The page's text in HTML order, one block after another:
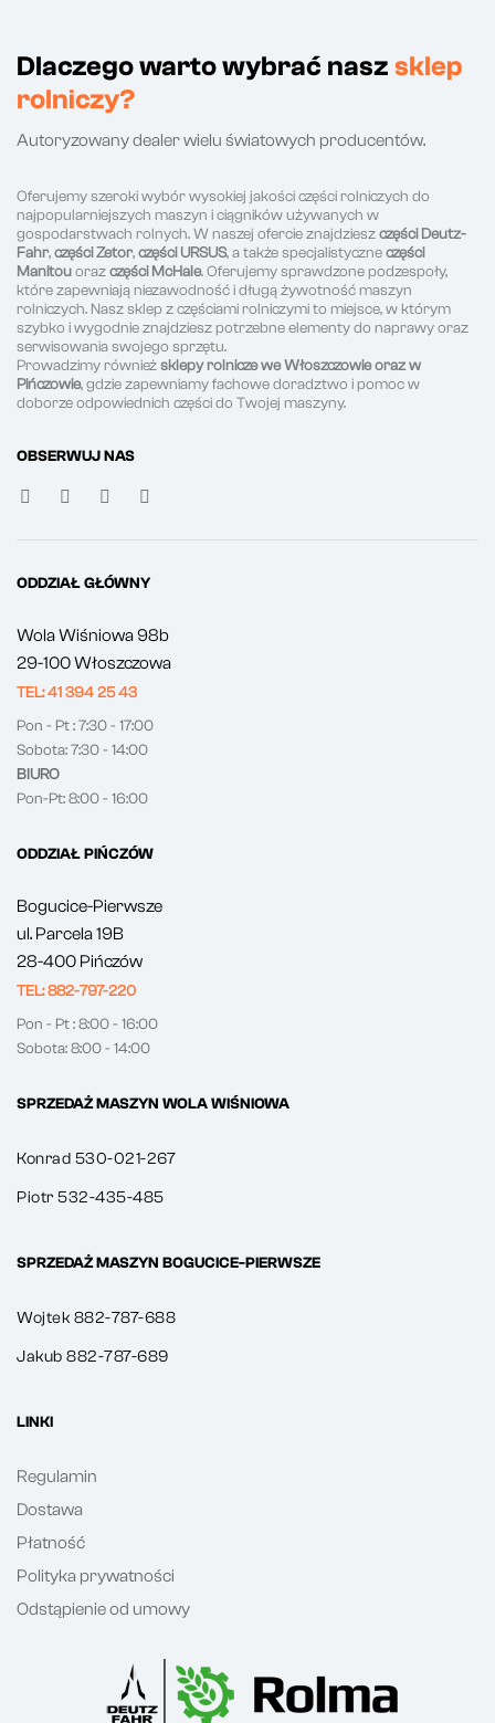
Dlaczego warto wybrać nasz sklep
rolniczy?
Autoryzowany dealer wielu światowych producentów.
Oferujemy szeroki wybór wysokiej jakości części rolniczych do
najpopularniejszych maszyn i ciągników używanych w
gospodarstwach rolnych. W naszej ofercie znajdzieszczęści Deutz-
Fahr,części Zetor,części URSUS, a także specjalistyczneczęści
Manitouorazczęści McHale. Oferujemy sprawdzone podzespoły,
które zapewniają niezawodność i długą żywotność maszyn
rolniczych. Nasz sklep z częściami rolniczymi to miejsce, w którym
szybko i wygodnie znajdziesz potrzebne elementy do naprawy oraz
serwisowania swojego sprzętu.
Prowadzimy równieżsklepy rolnicze we Włoszczowie oraz w
Pińczowie, gdzie zapewniamy fachowe doradztwo i pomoc w
doborze odpowiednich części do Twojej maszyny.
OBSERWUJ NAS
ODDZIAŁ GŁÓWNY
Wola Wiśniowa 98b
29-100 Włoszczowa
TEL: 41 394 25 43
Pon - Pt : 7:30 - 17:00
Sobota: 7:30 - 14:00
BIURO
Pon-Pt: 8:00 - 16:00
ODDZIAŁ PIŃCZÓW
Bogucice-Pierwsze
ul. Parcela 19B
28-400 Pińczów
TEL: 882-797-220
Pon - Pt : 8:00 - 16:00
Sobota: 8:00 - 14:00
SPRZEDAŻ MASZYN WOLA WIŚNIOWA
Konrad 530-021-267
Piotr 532-435-485
SPRZEDAŻ MASZYN BOGUCICE-PIERWSZE
Wojtek 882-787-688
Jakub 882-787-689
LINKI
Regulamin
Dostawa
Płatność
Polityka prywatności
Odstąpienie od umowy